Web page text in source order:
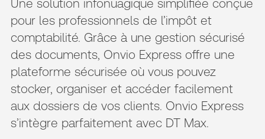
Une solution infonuagique simplifiée conçue
pour les professionnels de l’impôt et
comptabilité. Grâce à une gestion sécurisé
des documents, Onvio Express offre une
plateforme sécurisée où vous pouvez
stocker, organiser et accéder facilement
aux dossiers de vos clients. Onvio Express
s’intègre parfaitement avec DT Max.